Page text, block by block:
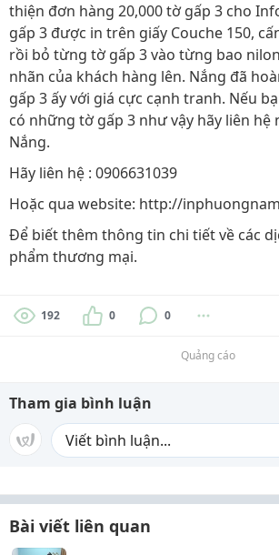
thiện đơn hàng 20,000 tờ gấp 3 cho
gấp 3 được in trên giấy Couche 150,
rồi bỏ từng tờ gấp 3 vào từng bao
nhãn của khách hàng lên. Nắng đã
gấp 3 ấy với giá cực cạnh tranh. Nếu
có những tờ gấp 3 như vậy hãy liên hệ
Nắng.
Hãy liên hệ : 0906631039
Hoặc qua website: http://
Để biết thêm thông tin chi tiết về các
phẩm thương mại.
192 0 0
Quảng cáo
Tham gia bình luận
Bài viết liên quan